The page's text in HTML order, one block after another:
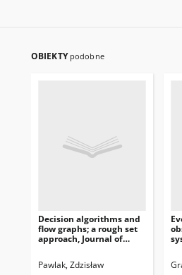
OBIEKTY podobne
Decision algorithms and
flow graphs; a rough set
approach, Journal of
2003, nr 3
Pawlak, Zdzisław